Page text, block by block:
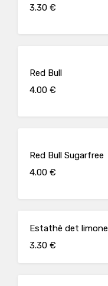
3.30 €
Red Bull
4.00 €
Red Bull Sugarfree
4.00 €
Estathè det limone
3.30 €